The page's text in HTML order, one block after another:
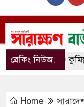
ব্রেকিং নিউজ:কুমিল্লার
Home